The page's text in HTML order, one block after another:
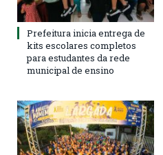
Prefeitura inicia entrega de
kits escolares completos
para estudantes da rede
municipal de ensino